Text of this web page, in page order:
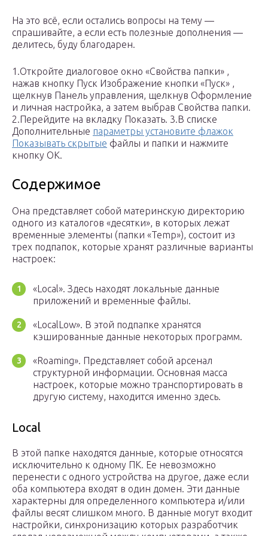
На это всё, если остались вопросы на тему —
спрашивайте, а если есть полезные дополнения —
делитесь, буду благодарен.
1.Откройте диалоговое окно «Свойства папки» ,
нажав кнопку Пуск Изображение кнопки «Пуск» ,
щелкнув Панель управления, щелкнув Оформление
и личная настройка, а затем выбрав Свойства папки.
2.Перейдите на вкладку Показать. 3.В списке
Дополнительные параметры установите флажок
Показывать скрытые файлы и папки и нажмите
кнопку ОК.
Содержимое
Она представляет собой материнскую директорию
одного из каталогов «десятки», в которых лежат
временные элементы (папки «Temp»), состоит из
трех подпапок, которые хранят различные варианты
настроек:
«Local». Здесь находят локальные данные
приложений и временные файлы.
«LocalLow». В этой подпапке хранятся
кэшированные данные некоторых программ.
«Roaming». Представляет собой арсенал
структурной информации. Основная масса
настроек, которые можно транспортировать в
другую систему, находится именно здесь.
Local
В этой папке находятся данные, которые относятся
исключительно к одному ПК. Ее невозможно
перенести с одного устройства на другое, даже если
оба компьютера входят в один домен. Эти данные
характерны для определенного компьютера и/или
файлы весят слишком много. В данные могут входит
настройки, синхронизацию которых разработчик